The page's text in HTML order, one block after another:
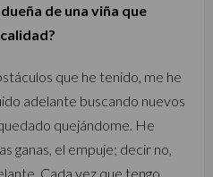
de una viña que
que he tenido, me he
adelante buscando nuevos
quejándome. He
ganas, el empuje; decir no,
Cada vez que tengo